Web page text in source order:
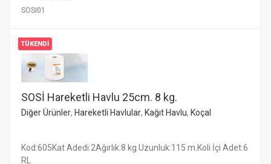
SOSI01
TÜKENDI
SOSİ Hareketli Havlu 25cm. 8 kg.
Diğer Ürünler, Hareketli Havlular, Kağıt Havlu, Koçal
Kod:605Kat Adedi:2Ağırlık:8 kg.Uzunluk:115 m.Koli İçi Adet:6
RL